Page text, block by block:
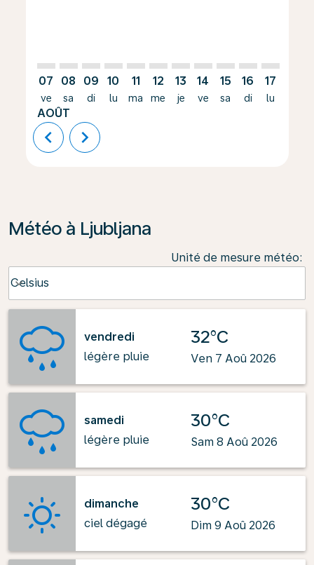
07
ve
AOÛT
08
sa
09
di
10
lu
11
ma
12
me
13
je
14
ve
15
sa
16
di
17
lu
chevron_left chevron_right
Météo à Ljubljana
Unité de mesure météo:
Celsius
keyboard_arrow_down
vendredi
légère pluie
32°C
Ven 7 Aoû 2026
samedi
légère pluie
30°C
Sam 8 Aoû 2026
dimanche
ciel dégagé
30°C
Dim 9 Aoû 2026